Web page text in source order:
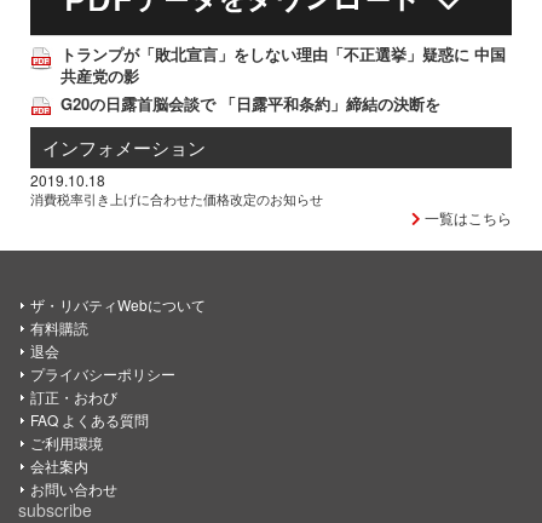
トランプが「敗北宣言」をしない理由「不正選挙」疑惑に 中国
共産党の影
G20の日露首脳会談で 「日露平和条約」締結の決断を
インフォメーション
2019.10.18
消費税率引き上げに合わせた価格改定のお知らせ
一覧はこちら
ザ・リバティWebについて
有料購読
退会
プライバシーポリシー
訂正・おわび
FAQ よくある質問
ご利用環境
会社案内
お問い合わせ
subscribe